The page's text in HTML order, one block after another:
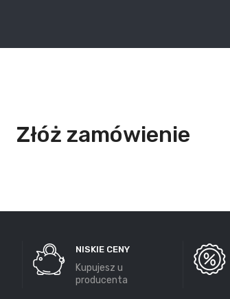
Złóż zamówienie
NISKIE CENY
Kupujesz u
producenta